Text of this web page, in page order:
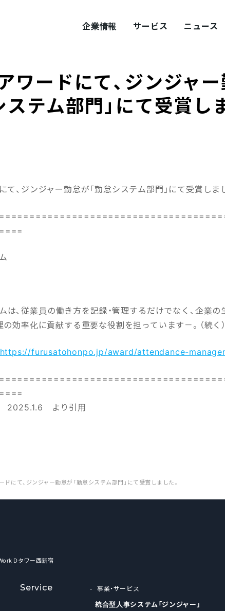
企業情報 サービス ニュース
サステナビリティ
ワードにて、ジンジャ
ステム部門」にて受賞し
て、ジンジャー勤怠が「勤怠システム部門」にて受賞しま
は、従業員の働き方を記録・管理するだけでなく、企業
の効率化に貢献する重要な役割を担っています－。（続く）
https://furusatohonpo.jp/award/attendance-
2025.1.6 より引用
ドにて、ジンジャー勤怠が「勤怠システム部門」にて受賞しました。
Dタワー西新宿
Service 事業・サービス
統合型人事システム「ジンジャー」